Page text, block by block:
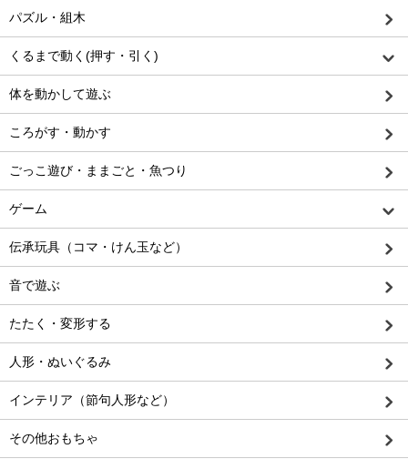
パズル・組木
くるまで動く(押す・引く)
体を動かして遊ぶ
ころがす・動かす
ごっこ遊び・ままごと・魚つり
ゲーム
伝承玩具（コマ・けん玉など）
音で遊ぶ
たたく・変形する
人形・ぬいぐるみ
インテリア（節句人形など）
その他おもちゃ